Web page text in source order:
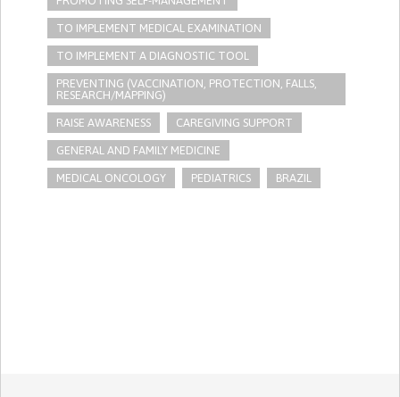
TO IMPLEMENT MEDICAL EXAMINATION
TO IMPLEMENT A DIAGNOSTIC TOOL
PREVENTING (VACCINATION, PROTECTION, FALLS,
RESEARCH/MAPPING)
RAISE AWARENESS CAREGIVING SUPPORT
GENERAL AND FAMILY MEDICINE
MEDICAL ONCOLOGY PEDIATRICS BRAZIL